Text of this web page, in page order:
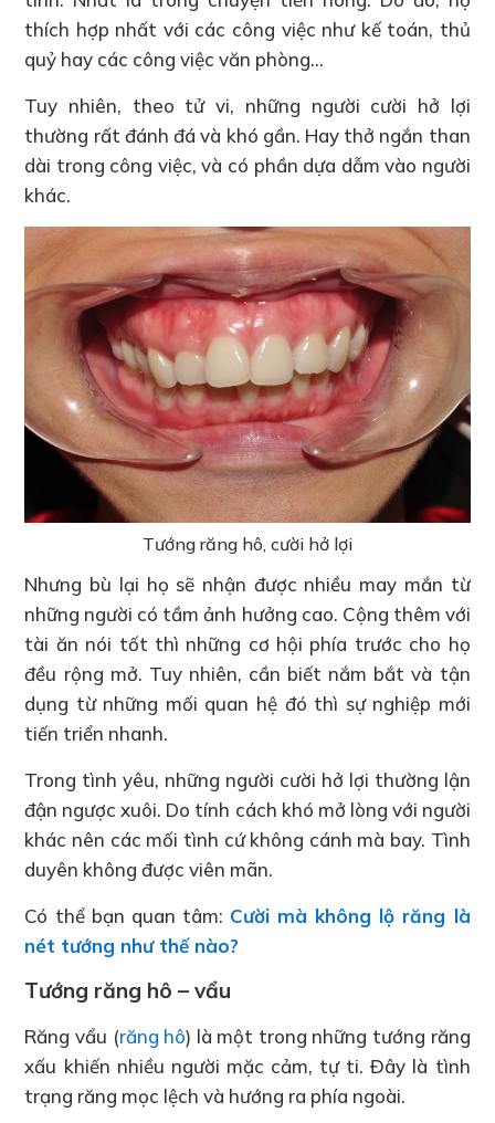
thích hợp nhất với các công việc như kế toán, thủ
quỷ hay các công việc văn phòng…
Tuy nhiên, theo tử vi, những người cười hở lợi
thường rất đánh đá và khó gần. Hay thở ngắn than
dài trong công việc, và có phần dựa dẫm vào người
khác.
Tướng răng hô, cười hở lợi
Nhưng bù lại họ sẽ nhận được nhiều may mắn từ
những người có tầm ảnh hưởng cao. Cộng thêm với
tài ăn nói tốt thì những cơ hội phía trước cho họ
đều rộng mở. Tuy nhiên, cần biết nắm bắt và tận
dụng từ những mối quan hệ đó thì sự nghiệp mới
tiến triển nhanh.
Trong tình yêu, những người cười hở lợi thường lận
đận ngược xuôi. Do tính cách khó mở lòng với người
khác nên các mối tình cứ không cánh mà bay. Tình
duyên không được viên mãn.
Có thể bạn quan tâm: Cười mà không lộ răng là
nét tướng như thế nào?
Tướng răng hô – vẩu
Răng vẩu (răng hô) là một trong những tướng răng
xấu khiến nhiều người mặc cảm, tự ti. Đây là tình
trạng răng mọc lệch và hướng ra phía ngoài.